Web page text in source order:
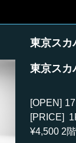
東京スカ
東京スカ
[OPEN]
[PRICE]
¥4,500 2